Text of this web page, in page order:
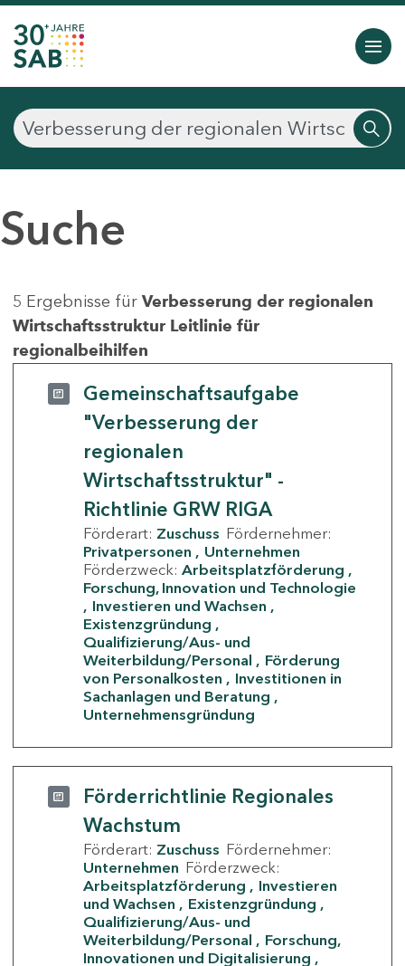
Suche
5 Ergebnisse für Verbesserung der regionalen
Wirtschaftsstruktur Leitlinie für
regionalbeihilfen
Gemeinschaftsaufgabe
"Verbesserung der
regionalen
Wirtschaftsstruktur" -
Richtlinie GRW RIGA
Förderart: Zuschuss Fördernehmer:
Privatpersonen
Unternehmen
Förderzweck: Arbeitsplatzförderung
Forschung, Innovation und Technologie
Investieren und Wachsen
Existenzgründung
Qualifizierung/Aus- und
Weiterbildung/Personal
Förderung
von Personalkosten
Investitionen in
Sachanlagen und Beratung
Unternehmensgründung
Förderrichtlinie Regionales
Wachstum
Förderart: Zuschuss Fördernehmer:
Unternehmen Förderzweck:
Arbeitsplatzförderung
Investieren
und Wachsen
Existenzgründung
Qualifizierung/Aus- und
Weiterbildung/Personal
Forschung,
Innovationen und Digitalisierung